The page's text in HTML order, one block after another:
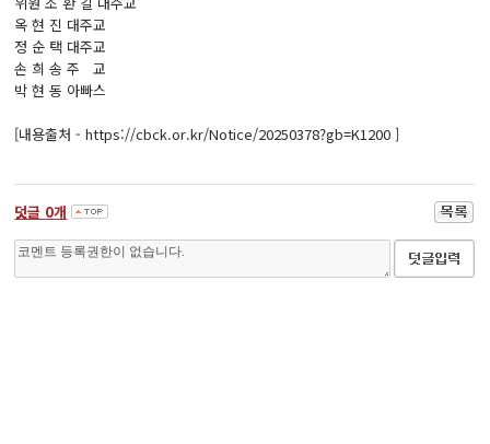
옥 현 진 대주교
정 순 택 대주교
손 희 송 주 교
박 현 동 아빠스
[내용출처 - https://cbck.or.kr/Notice/20250378?gb=K1200 ]
덧글 0개